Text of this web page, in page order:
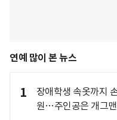
연예 많이 본 뉴스
1
장애학생 속옷까지
원…주인공은 개그